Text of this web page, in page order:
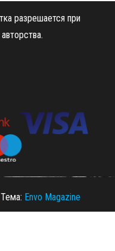
разрешается при
Тема: Envo Magazine